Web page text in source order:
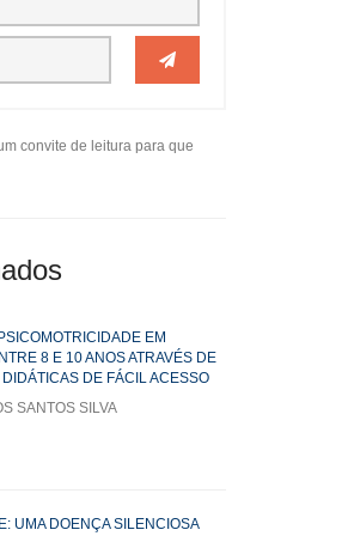
convite de leitura para que
EM
8 E 10 ANOS ATRAVÉS DE
DE FÁCIL ACESSO
SANTOS SILVA
UMA DOENÇA SILENCIOSA